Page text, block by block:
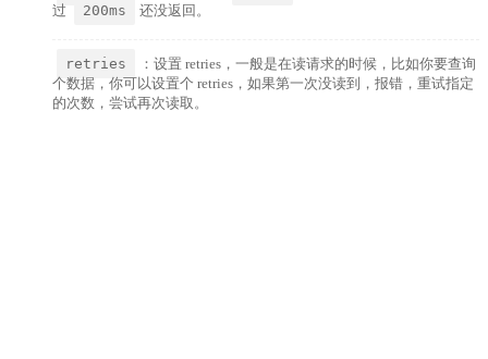
过
200ms 还没返回。
retries
：设置 retries，一般是在读请求的时候，比如你要查询
个数据，你可以设置个 retries，如果第一次没读到，报错，重试指定
的次数，尝试再次读取。